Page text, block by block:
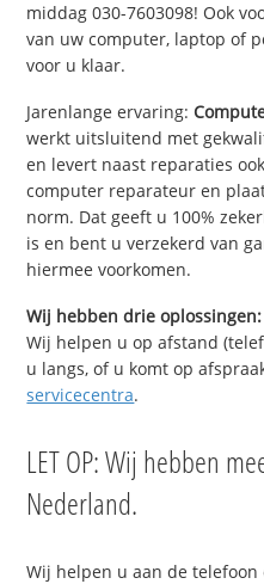
middag 030-7603098! Ook
van uw computer, laptop of
voor u klaar.
Jarenlange ervaring:
werkt uitsluitend met
en levert naast reparaties
computer reparateur en
norm. Dat geeft u 100%
is en bent u verzekerd van
hiermee voorkomen.
Wij hebben drie oplossingen:
Wij helpen u op afstand
u langs, of u komt op
servicecentra.
LET OP: Wij hebben
Nederland.
Wij helpen u aan de